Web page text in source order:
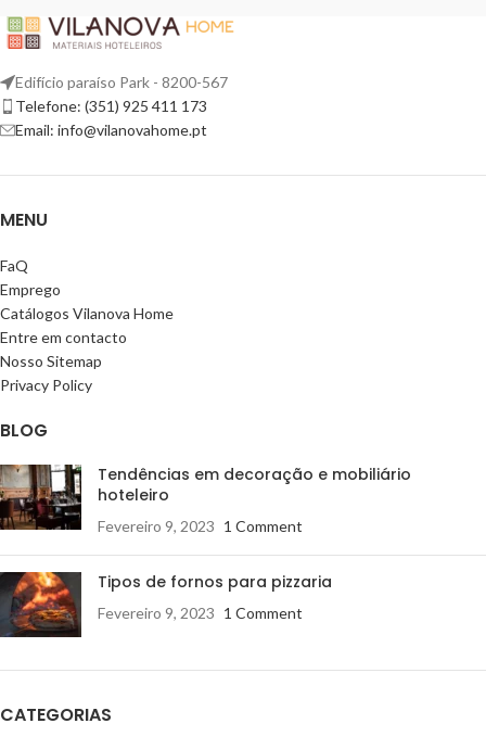
Edifício paraíso Park - 8200-567
Telefone: (351) 925 411 173
Email: info@vilanovahome.pt
MENU
FaQ
Emprego
Catálogos Vilanova Home
Entre em contacto
Nosso Sitemap
Privacy Policy
BLOG
Tendências em decoração e mobiliário
hoteleiro
Fevereiro 9, 2023 1 Comment
Tipos de fornos para pizzaria
Fevereiro 9, 2023 1 Comment
CATEGORIAS